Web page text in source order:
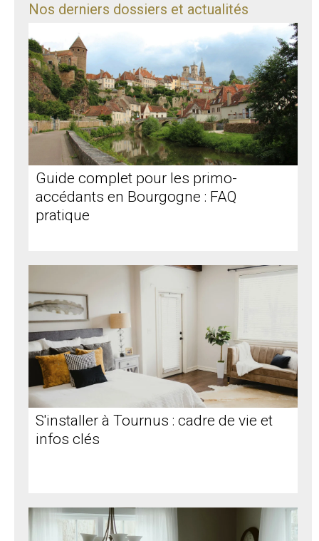
Nos derniers dossiers et actualités
Guide complet pour les primo-
accédants en Bourgogne : FAQ
pratique
S'installer à Tournus : cadre de vie et
infos clés